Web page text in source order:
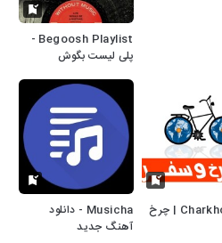
Begoosh Playlist -
پلی لیست بگوش
Charkhosafar | چرخ
Musicha - دانلود
آهنگ جدید